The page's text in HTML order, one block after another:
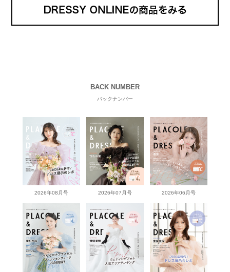
BACK NUMBER
バックナンバー
2026年08月号 2026年07月号 2026年06月号